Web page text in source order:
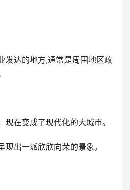
发达的地方,通常是周围地区政
在变成了现代化的大城市。
出一派欣欣向荣的景象。